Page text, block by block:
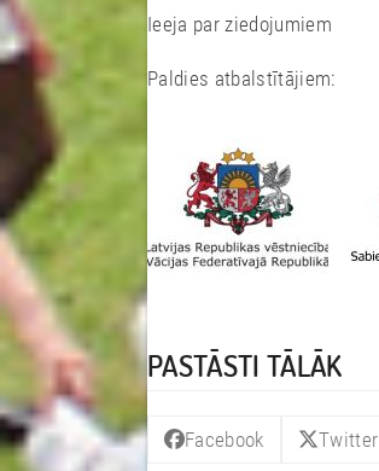
Ieeja par ziedojumiem
Paldies atbalstītājiem:
PASTĀSTI TĀLĀK
Facebook Twitter